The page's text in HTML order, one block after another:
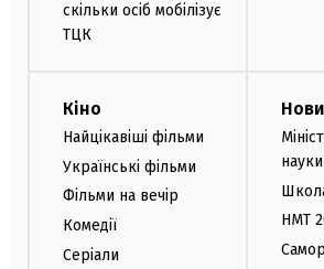
скільки осіб мобілізує
ТЦК
Кіно
Найцікавіші фільми
Українські фільми
Фільми на вечір
Комедії
Серіали
НМТ